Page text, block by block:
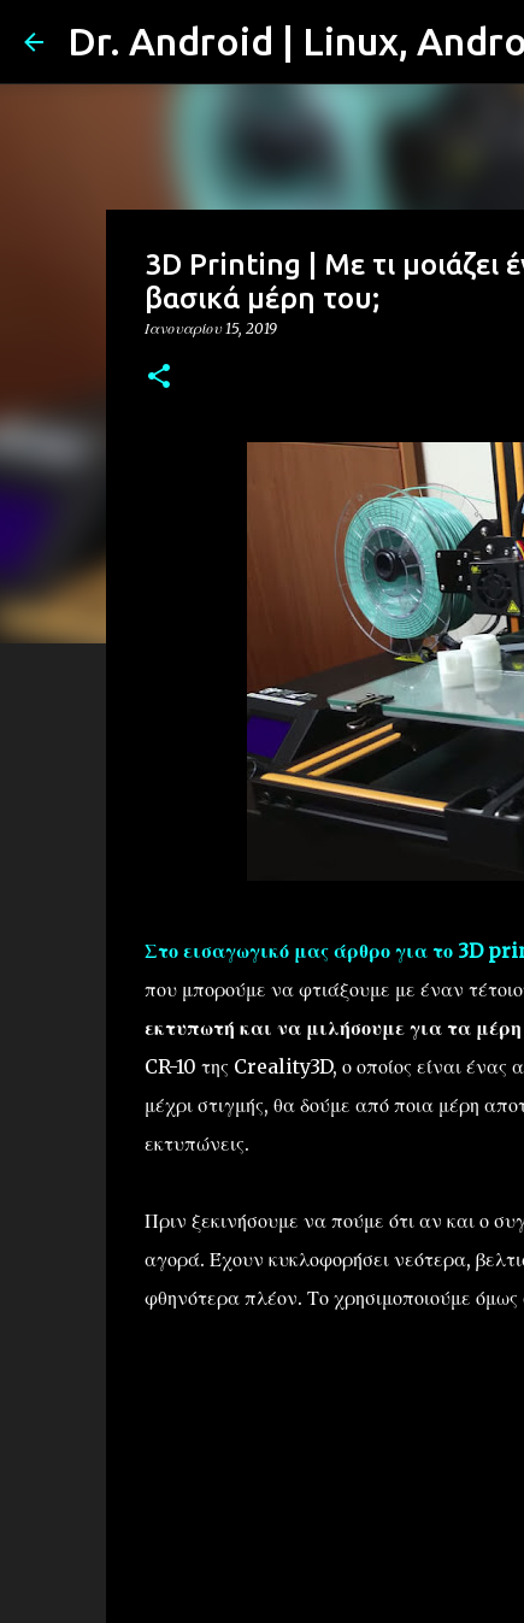
Dr. Android | Linux,
3D Printing | Με τι μοιάζει
βασικά μέρη του;
Ιανουαρίου 15, 2019
Στο εισαγωγικό μας άρθρο για το 3D
που μπορούμε να φτιάξουμε με έναν
εκτυπωτή και να μιλήσουμε για τα
CR-10 της Creality3D, ο οποίος είναι ένας
μέχρι στιγμής, θα δούμε από ποια μέρη
εκτυπώνεις.
Πριν ξεκινήσουμε να πούμε ότι αν και ο
αγορά. Έχουν κυκλοφορήσει νεότερα,
φθηνότερα πλέον. Το χρησιμοποιούμε